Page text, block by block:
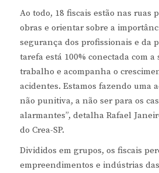
Ao todo, 18 fiscais estão nas ruas
obras e orientar sobre a
segurança dos profissionais e da
tarefa está 100% conectada com a
trabalho e acompanha o
acidentes. Estamos fazendo uma
não punitiva, a não ser para os
alarmantes”, detalha Rafael
do Crea-SP.
Divididos em grupos, os fiscais
empreendimentos e indústrias